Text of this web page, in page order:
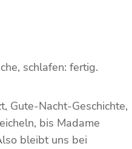
schlafen: fertig.
Gute-Nacht-Geschichte,
bis Madame
bleibt uns bei